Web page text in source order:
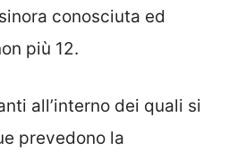
conosciuta ed
più 12.
all’interno dei quali si
prevedono la